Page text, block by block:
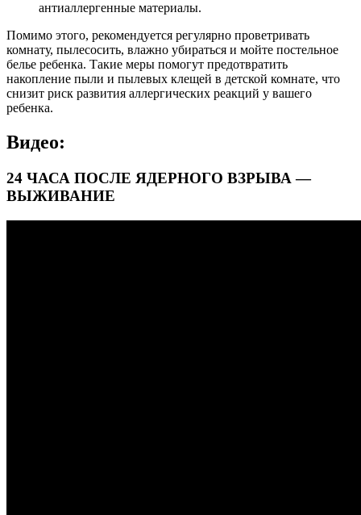
антиаллергенные материалы.
Помимо этого, рекомендуется регулярно проветривать
комнату, пылесосить, влажно убираться и мойте постельное
белье ребенка. Такие меры помогут предотвратить
накопление пыли и пылевых клещей в детской комнате, что
снизит риск развития аллергических реакций у вашего
ребенка.
Видео:
24 ЧАСА ПОСЛЕ ЯДЕРНОГО ВЗРЫВА —
ВЫЖИВАНИЕ